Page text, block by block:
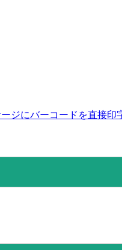
ジにバーコードを直接印